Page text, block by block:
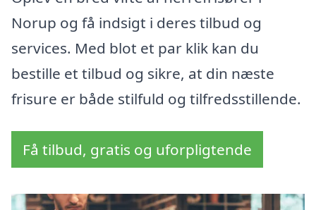
Norup og få indsigt i deres tilbud og
services. Med blot et par klik kan du
bestille et tilbud og sikre, at din næste
frisure er både stilfuld og tilfredsstillende.
Få tilbud, gratis og uforpligtende